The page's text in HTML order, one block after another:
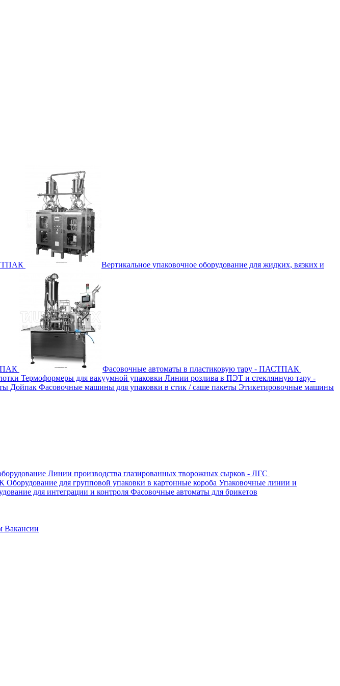
Вертикальное упаковочное оборудование для жидких, вязких и
Фасовочные автоматы в пластиковую тару - ПАСТПАК
Термоформеры для вакуумной упаковки Линии розлива в ПЭТ и стеклянную тару -
Дойпак Фасовочные машины для упаковки в стик / саше пакеты Этикетировочные машины
Линии производства глазированных творожных сырков - ЛГС
Оборудование для групповой упаковки в картонные короба Упаковочные линии и
для интеграции и контроля Фасовочные автоматы для брикетов
Вакансии